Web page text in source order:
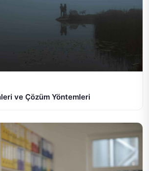
ve Çözüm Yöntemleri